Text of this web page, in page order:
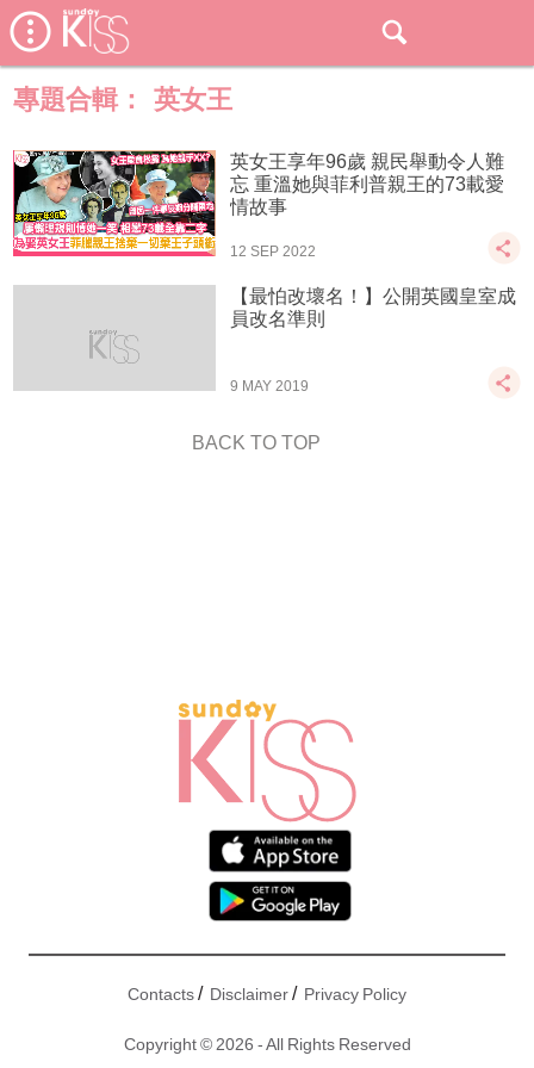
專題合輯： 英女王
英女王享年96歲 親民舉動令人難
忘 重溫她與菲利普親王的73載愛
情故事
12 SEP 2022
【最怕改壞名！】公開英國皇室成
員改名準則
9 MAY 2019
BACK TO TOP
Contacts/ Disclaimer/ Privacy Policy
Copyright © 2026 - All Rights Reserved